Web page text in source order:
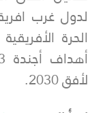
لدول غرب
الحرة
لأفق 2030.